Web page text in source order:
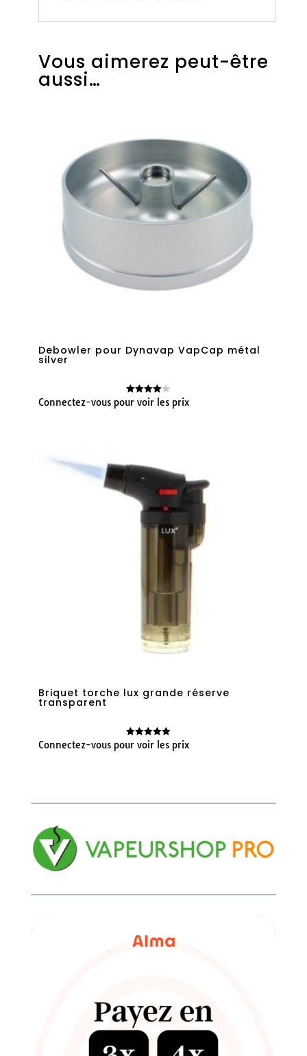
Vous aimerez peut-être
aussi…
Debowler pour Dynavap VapCap métal
silver
Note
Connectez-vous pour voir les prix
Briquet torche lux grande réserve
transparent
Note
Connectez-vous pour voir les prix